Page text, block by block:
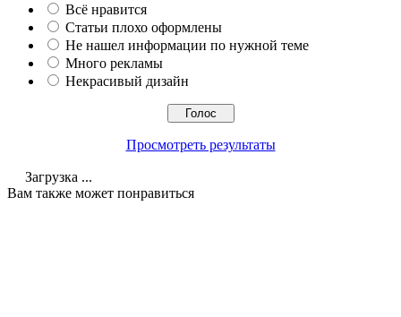
Всё нравится
Статьи плохо оформлены
Не нашел информации по нужной теме
Много рекламы
Некрасивый дизайн
Просмотреть результаты
Загрузка ...
Вам также может понравиться